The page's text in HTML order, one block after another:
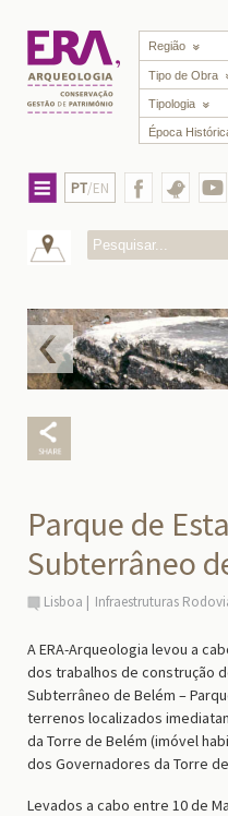
Região
Tipo de Obra
Tipologia
Época
PT/EN
Parque de
Subterrâneo
Lisboa Infraestruturas
A ERA-Arqueologia levou a
dos trabalhos de construção
Subterrâneo de Belém –
terrenos localizados
da Torre de Belém (imóvel
dos Governadores da Torre
Levados a cabo entre 10 de